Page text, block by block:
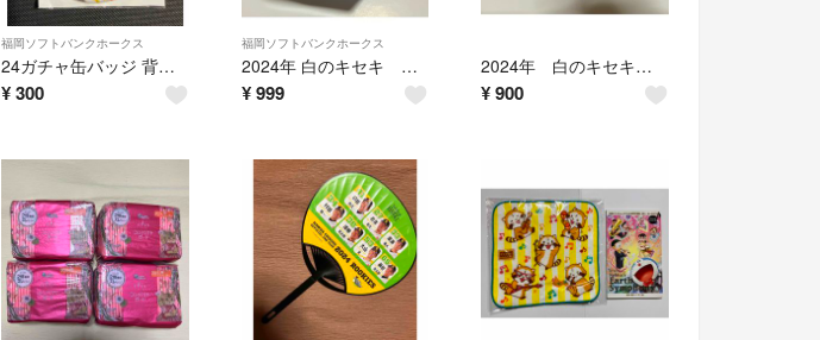
福岡ソフトバンクホークス
24ガチャ缶バッジ 背番号46 川原田純平 選手
¥300
福岡ソフトバンクホークス
2024年 白のキセキ 星型リングライト 背番号3 近藤健介 選手
¥ 999
2024年 白のキセキ 星型リングライト 背番号6 今宮健太選手
¥900